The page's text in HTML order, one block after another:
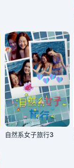
自然系女子旅行3